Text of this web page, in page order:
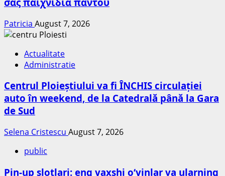
Patricia August 7, 2026
Actualitate
Administratie
Centrul Ploieștiului va fi ÎNCHIS circulației
auto în weekend, de la Catedrală până la Gara
de Sud
Selena Cristescu August 7, 2026
public
Pin-up slotlari: eng yaxshi o‘yinlar va ularning